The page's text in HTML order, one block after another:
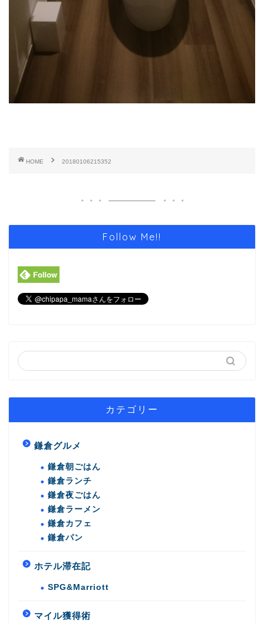
HOME 20180106215352
Follow Me!!
カテゴリー
鎌倉グルメ
鎌倉朝ごはん
鎌倉ランチ
鎌倉夜ごはん
鎌倉ラーメン
鎌倉カフェ
鎌倉パン
ホテル滞在記
SPG&Marriott
マイル獲得術